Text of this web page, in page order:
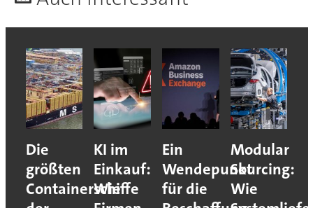
Die
größten
Containerschiffe
KI im
Einkauf:
Wie
Ein
Wendepunkt
für die
Modular
Sourcing:
Wie